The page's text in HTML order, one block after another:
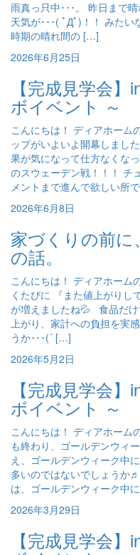
雨真っ只中･･･。 昨日まで
天気が･･･( ﾟДﾟ)！！ みた
時期の晴れ間の […]
2026年6月25日
【完成見学会
ボイベント ～
こんにちは！ ディアホーム
ップがいよいよ開幕しまし
果が気になって仕方なくな
のスウェーデン戦！！！ チ
メントまで進んで欲しい所
2026年6月8日
家づくりの前
の話。
こんにちは！ ディアホーム
くたびに 『また値上がりし
が増えましたね💦 食品だけ
上がり、家計への負担を実
うか･･･(´ […]
2026年5月2日
【完成見学会
ボイベント ～
こんにちは！ ディアホーム
も終わり、ゴールデンウィ
え、ゴールデンウィーク中
多いのではないでしょうか
は、ゴールデンウィーク中
2026年3月29日
【完成見学会